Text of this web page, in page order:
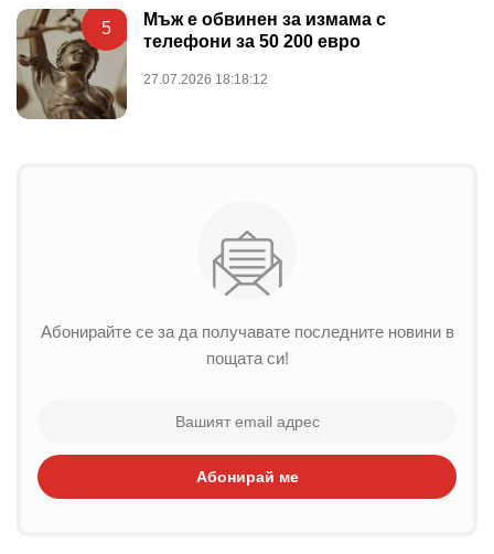
5
Мъж е обвинен за измама с
телефони за 50 200 евро
27.07.2026 18:18:12
Абонирайте се за да получавате последните новини в
пощата си!
Абонирай ме